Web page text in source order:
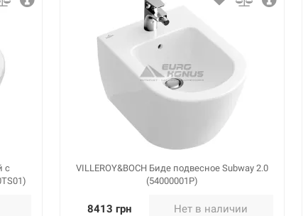
с
VILLEROY&BOCH Биде подвесное Subway 2.0
(54000001P)
8413 грн Нет в наличии